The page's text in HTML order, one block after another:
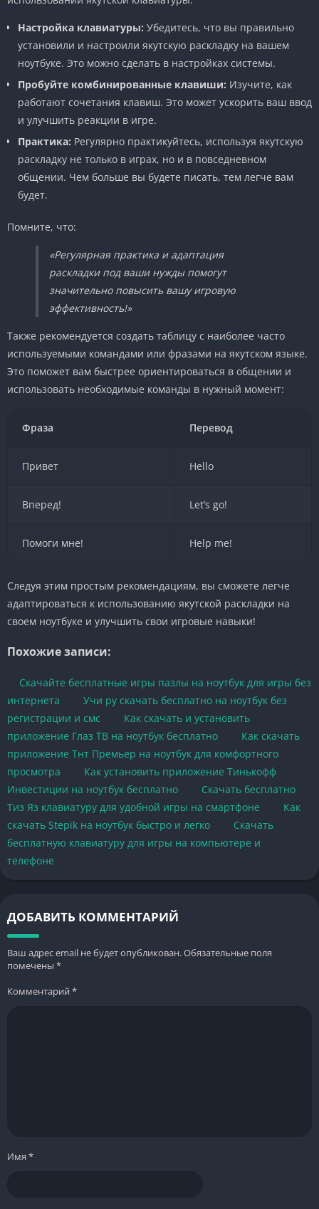
Настройка клавиатуры: Убедитесь, что вы правильно
установили и настроили якутскую раскладку на вашем
ноутбуке. Это можно сделать в настройках системы.
Пробуйте комбинированные клавиши: Изучите, как
работают сочетания клавиш. Это может ускорить ваш ввод
и улучшить реакции в игре.
Практика: Регулярно практикуйтесь, используя якутскую
раскладку не только в играх, но и в повседневном
общении. Чем больше вы будете писать, тем легче вам
будет.
Помните, что:
«Регулярная практика и адаптация
раскладки под ваши нужды помогут
значительно повысить вашу игровую
эффективность!»
Также рекомендуется создать таблицу с наиболее часто
используемыми командами или фразами на якутском языке.
Это поможет вам быстрее ориентироваться в общении и
использовать необходимые команды в нужный момент:
Фраза Перевод
Привет Hello
Вперед! Let’s go!
Помоги мне! Help me!
Следуя этим простым рекомендациям, вы сможете легче
адаптироваться к использованию якутской раскладки на
своем ноутбуке и улучшить свои игровые навыки!
Похожие записи:
Скачайте бесплатные игры пазлы на ноутбук для игры без
интернета
Учи ру скачать бесплатно на ноутбук без
регистрации и смс
Как скачать и установить
приложение Глаз ТВ на ноутбук бесплатно
Как скачать
приложение Тнт Премьер на ноутбук для комфортного
просмотра
Как установить приложение Тинькофф
Инвестиции на ноутбук бесплатно
Скачать бесплатно
Тиз Яз клавиатуру для удобной игры на смартфоне
Как
скачать Stepik на ноутбук быстро и легко
Скачать
бесплатную клавиатуру для игры на компьютере и
телефоне
ДОБАВИТЬ КОММЕНТАРИЙ
Ваш адрес email не будет опубликован.Обязательные поля
помечены *
Комментарий*
Имя *